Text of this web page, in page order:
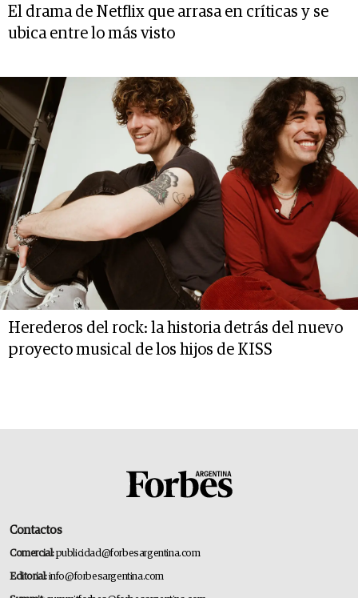
El drama de Netflix que arrasa en críticas y se
ubica entre lo más visto
Herederos del rock: la historia detrás del nuevo
proyecto musical de los hijos de KISS
Contactos
Comercial:publicidad@forbesargentina.com
Editorial:info@forbesargentina.com